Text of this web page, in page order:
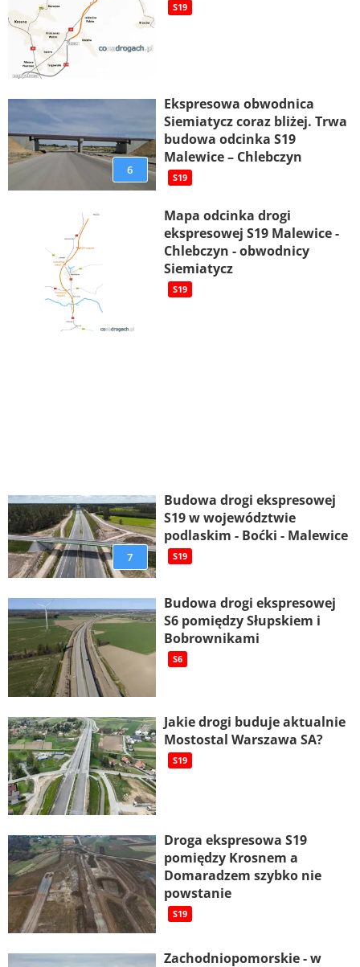
S19
6
Ekspresowa obwodnica
Siemiatycz coraz bliżej. Trwa
budowa odcinka S19
Malewice – Chlebczyn
S19
Mapa odcinka drogi
ekspresowej S19 Malewice -
Chlebczyn - obwodnicy
Siemiatycz
S19
7
Budowa drogi ekspresowej
S19 w województwie
podlaskim - Boćki - Malewice
S19
Budowa drogi ekspresowej
S6 pomiędzy Słupskiem i
Bobrownikami
S6
Jakie drogi buduje aktualnie
Mostostal Warszawa SA?
S19
Droga ekspresowa S19
pomiędzy Krosnem a
Domaradzem szybko nie
powstanie
S19
Zachodniopomorskie - w